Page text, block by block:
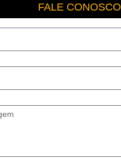
FALE CONOSCO